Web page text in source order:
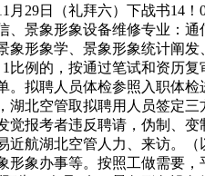
月29日（礼拜六）下战书14
景象形象设备维修专业：
象形象学、景象形象统计阐
比例的，按通过笔试和资历
。拟聘人员体检参照入职体
湖北空管取拟聘用人员签定
觉报考者违反聘请，伪制、
近航湖北空管人力、来访。
形象办事等。按照工做需要